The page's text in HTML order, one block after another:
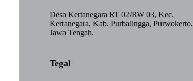
Desa Kertanegara RT 02/RW 03, Kec.
Kertanegara, Kab. Purbalingga, Purwokerto,
Jawa Tengah.
Tegal